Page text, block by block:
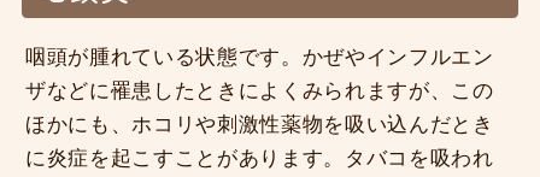
咽頭が腫れている状態です。かぜやインフルエン
ザなどに罹患したときによくみられますが、この
ほかにも、ホコリや刺激性薬物を吸い込んだとき
に炎症を起こすことがあります。タバコを吸われ